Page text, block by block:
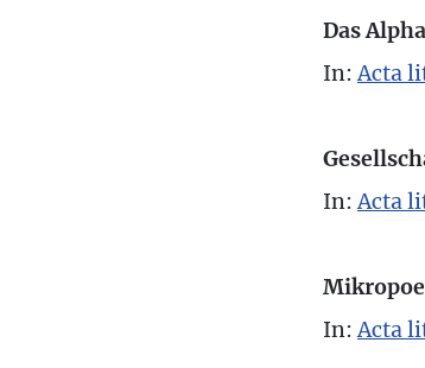
Das
In:Acta
In:Acta
In:Acta